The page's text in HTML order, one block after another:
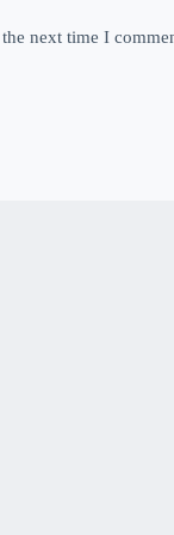
next time I